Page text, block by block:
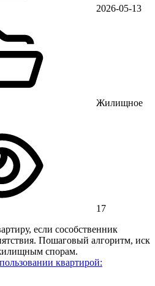
2026-05-13
Жилищное
17
если сособственник
Пошаговый алгоритм, иск
спорам.
квартирой: